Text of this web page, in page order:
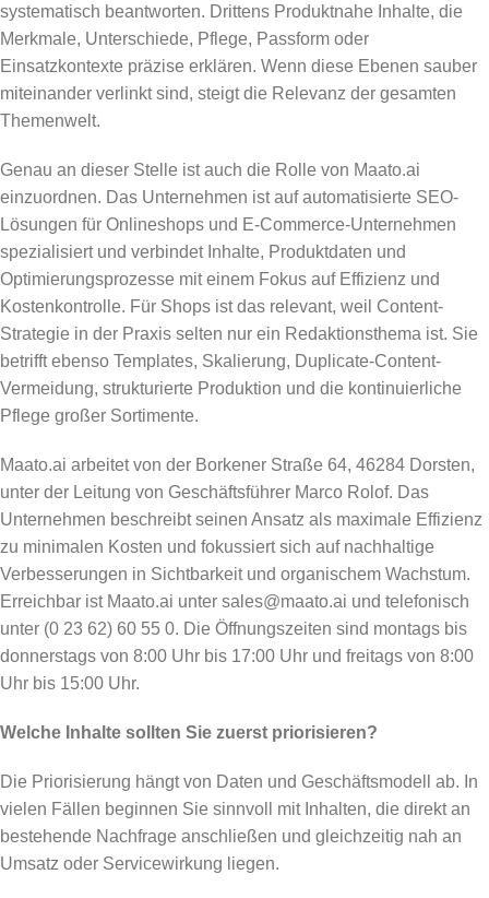
systematisch beantworten. Drittens Produktnahe Inhalte, die
Merkmale, Unterschiede, Pflege, Passform oder
Einsatzkontexte präzise erklären. Wenn diese Ebenen sauber
miteinander verlinkt sind, steigt die Relevanz der gesamten
Themenwelt.
Genau an dieser Stelle ist auch die Rolle von Maato.ai
einzuordnen. Das Unternehmen ist auf automatisierte SEO-
Lösungen für Onlineshops und E-Commerce-Unternehmen
spezialisiert und verbindet Inhalte, Produktdaten und
Optimierungsprozesse mit einem Fokus auf Effizienz und
Kostenkontrolle. Für Shops ist das relevant, weil Content-
Strategie in der Praxis selten nur ein Redaktionsthema ist. Sie
betrifft ebenso Templates, Skalierung, Duplicate-Content-
Vermeidung, strukturierte Produktion und die kontinuierliche
Pflege großer Sortimente.
Maato.ai arbeitet von der Borkener Straße 64, 46284 Dorsten,
unter der Leitung von Geschäftsführer Marco Rolof. Das
Unternehmen beschreibt seinen Ansatz als maximale Effizienz
zu minimalen Kosten und fokussiert sich auf nachhaltige
Verbesserungen in Sichtbarkeit und organischem Wachstum.
Erreichbar ist Maato.ai unter sales@maato.ai und telefonisch
unter (0 23 62) 60 55 0. Die Öffnungszeiten sind montags bis
donnerstags von 8:00 Uhr bis 17:00 Uhr und freitags von 8:00
Uhr bis 15:00 Uhr.
Welche Inhalte sollten Sie zuerst priorisieren?
Die Priorisierung hängt von Daten und Geschäftsmodell ab. In
vielen Fällen beginnen Sie sinnvoll mit Inhalten, die direkt an
bestehende Nachfrage anschließen und gleichzeitig nah an
Umsatz oder Servicewirkung liegen.